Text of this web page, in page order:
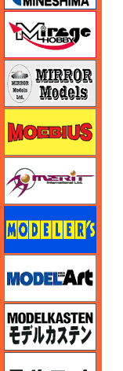
ミラ
メリ
モデ
モデ
モノ